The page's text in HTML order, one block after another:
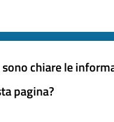
chiare le
pagina?